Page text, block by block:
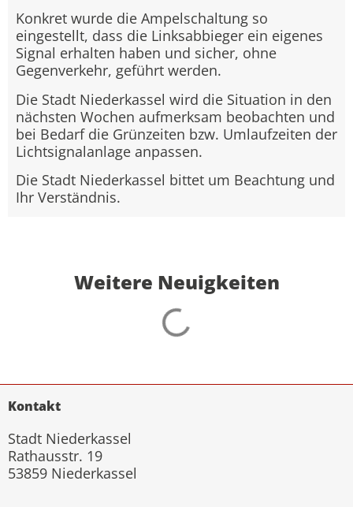
Konkret wurde die Ampelschaltung so
eingestellt, dass die Linksabbieger ein eigenes
Signal erhalten haben und sicher, ohne
Gegenverkehr, geführt werden.
Die Stadt Niederkassel wird die Situation in den
nächsten Wochen aufmerksam beobachten und
bei Bedarf die Grünzeiten bzw. Umlaufzeiten der
Lichtsignalanlage anpassen.
Die Stadt Niederkassel bittet um Beachtung und
Ihr Verständnis.
Weitere Neuigkeiten
Kontakt
Stadt Niederkassel
Rathausstr. 19
53859 Niederkassel